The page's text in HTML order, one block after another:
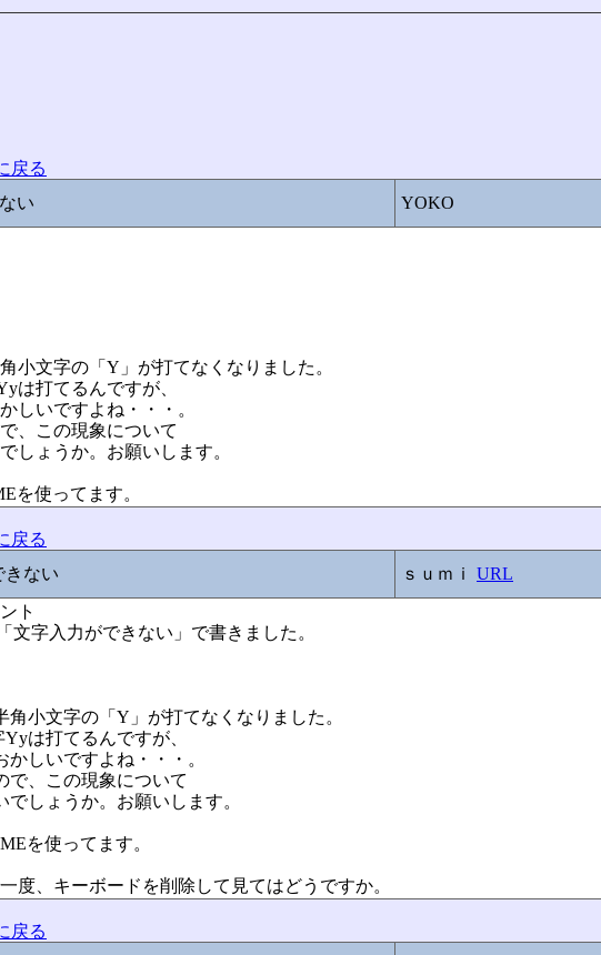
戻る
い YOKO
小文字の「Y」が打てなくなりました。
は打てるんですが、
しいですよね・・・。
、この現象について
しょうか。お願いします。
を使ってます。
戻る
きない ｓｕｍｉ URL
ト
文字入力ができない」で書きました。
角小文字の「Y」が打てなくなりました。
は打てるんですが、
しいですよね・・・。
で、この現象について
しょうか。お願いします。
を使ってます。
度、キーボードを削除して見てはどうですか。
戻る